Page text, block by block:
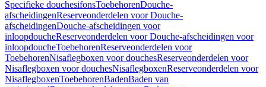
Specifieke douchesifonsToebehorenDouche-
afscheidingenReserveonderdelen voor Douche-
afscheidingenDouche-afscheidingen voor
inloopdoucheReserveonderdelen voor Douche-afscheidingen voor
inloopdoucheToebehorenReserveonderdelen voor
ToebehorenNisaflegboxen voor douchesReserveonderdelen voor
Nisaflegboxen voor douchesNisaflegboxenReserveonderdelen voor
NisaflegboxenToebehorenBadenBaden van